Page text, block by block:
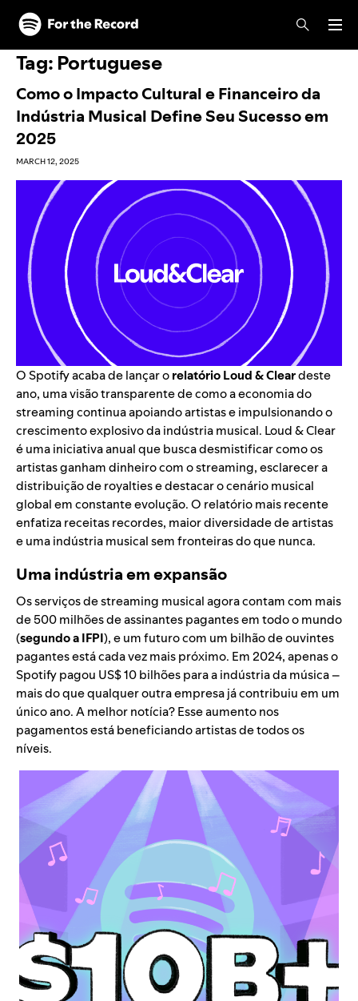
Skip to main content
Skip to footer
Tag: Portuguese
Como o Impacto Cultural e Financeiro da
Indústria Musical Define Seu Sucesso em
2025
MARCH 12, 2025
O Spotify acaba de lançar orelatório Loud & Cleardeste
ano, uma visão transparente de como a economia do
streaming continua apoiando artistas e impulsionando o
crescimento explosivo da indústria musical. Loud & Clear
é uma iniciativa anual que busca desmistificar como os
artistas ganham dinheiro com o streaming, esclarecer a
distribuição de royalties e destacar o cenário musical
global em constante evolução. O relatório mais recente
enfatiza receitas recordes, maior diversidade de artistas
e uma indústria musical sem fronteiras do que nunca.
Uma indústria em expansão
Os serviços de streaming musical agora contam com mais
de 500 milhões de assinantes pagantes em todo o mundo
(segundo a IFPI), e um futuro com um bilhão de ouvintes
pagantes está cada vez mais próximo. Em 2024, apenas o
Spotify pagou US$ 10 bilhões para a indústria da música –
mais do que qualquer outra empresa já contribuiu em um
único ano. A melhor notícia? Esse aumento nos
pagamentos está beneficiando artistas de todos os
níveis.